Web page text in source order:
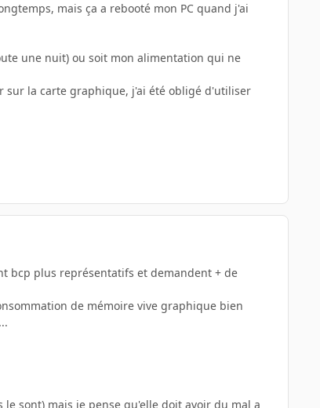
mais ça a rebooté mon PC quand j'ai
une nuit) ou soit mon alimentation qui ne
sur la carte graphique, j'ai été obligé d'utiliser
bcp plus représentatifs et demandent + de
de mémoire vive graphique bien
sont) mais je pense qu'elle doit avoir du mal a